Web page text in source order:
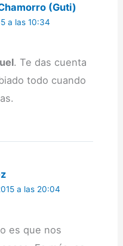
(Guti)
a las 10:34
. Te das cuenta
todo cuando
a las 20:04
es que nos